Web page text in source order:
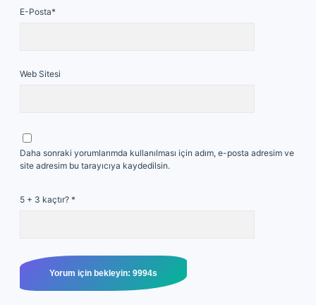
E-Posta*
Web Sitesi
Daha sonraki yorumlarımda kullanılması için adım, e-posta adresim ve
site adresim bu tarayıcıya kaydedilsin.
5 + 3 kaçtır? *